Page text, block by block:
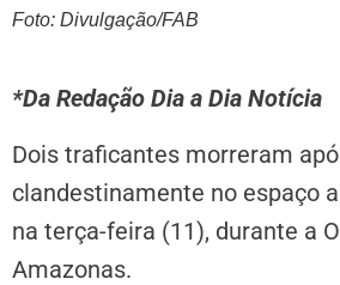
Foto: Divulgação/FAB
*Da Redação Dia a Dia Notícia
Dois traficantes morreram
clandestinamente no espaço
na terça-feira (11), durante a
Amazonas.